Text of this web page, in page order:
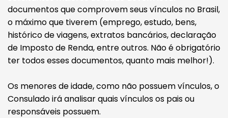
documentos que comprovem seus vínculos no Brasil,
o máximo que tiverem (emprego, estudo, bens,
histórico de viagens, extratos bancários, declaração
de Imposto de Renda, entre outros. Não é obrigatório
ter todos esses documentos, quanto mais melhor!).
Os menores de idade, como não possuem vínculos, o
Consulado irá analisar quais vínculos os pais ou
responsáveis possuem.